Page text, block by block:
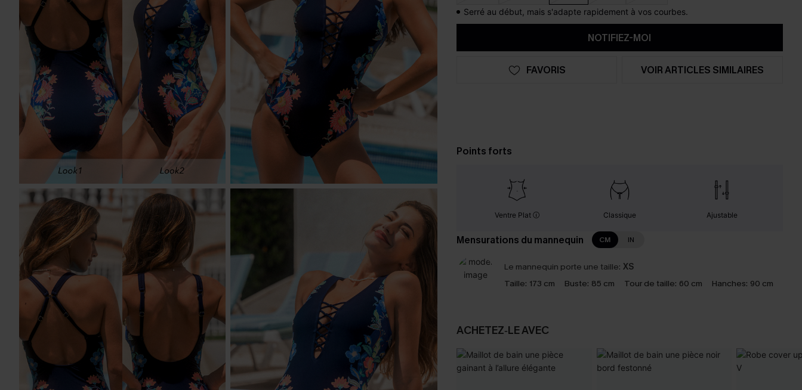
Serré au début, mais s'adapte rapidement à vos courbes.
NOTIFIEZ-MOI
FAVORIS VOIR ARTICLES SIMILAIRES
Points forts
Ventre Plat Classique Ajustable
Mensurations du mannequin CM IN
Le mannequin porte une taille: XS
Taille: 173 cm Buste: 85 cm Tour de taille: 60 cm Hanches: 90 cm
ACHETEZ‑LE AVEC